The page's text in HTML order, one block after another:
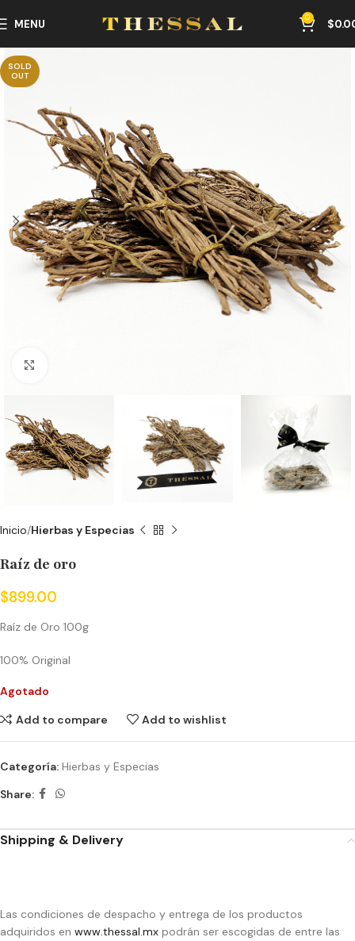
MENU 0 $
SOLD
OUT
Inicio Hierbas y Especias
Raíz de oro
$899.00
Raíz de Oro 100g
100% Original
Agotado
Add to compare
Add to wishlist
Categoría: Hierbas y Especias
Share:
Shipping & Delivery
Las condiciones de despacho y entrega de los productos
adquiridos en www.thessal.mx podrán ser escogidas de entre las